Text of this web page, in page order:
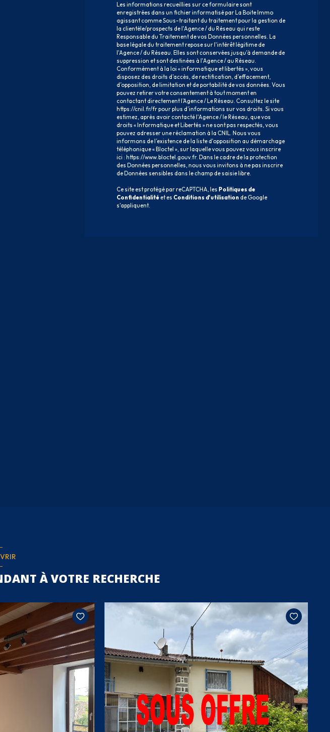
Les informations recueillies sur ce formulaire sont
enregistrées dans un fichier informatisé par La Boite Immo
agissant comme Sous-traitant du traitement pour la gestion de
la clientèle/prospects de l'Agence / du Réseau qui reste
Responsable du Traitement de vos Données personnelles. La
base légale du traitement repose sur l'intérêt légitime de
l'Agence / du Réseau. Elles sont conservées jusqu'à demande de
suppression et sont destinées à l'Agence / au Réseau.
Conformément à la loi « informatique et libertés », vous
disposez des droits d’accès, de rectification, d’effacement,
d’opposition, de limitation et de portabilité de vos données. Vous
pouvez retirer votre consentement à tout moment en
contactant directement l’Agence / Le Réseau. Consultez le site
https://cnil.fr/frpour plus d’informations sur vos droits. Si vous
estimez, après avoir contacté l'Agence / le Réseau, que vos
droits « Informatique et Libertés » ne sont pas respectés, vous
pouvez adresser une réclamation à la CNIL. Nous vous
informons de l’existence de la liste d'opposition au démarchage
téléphonique « Bloctel », sur laquelle vous pouvez vous inscrire
ici : https://www.bloctel.gouv.fr. Dans le cadre de la protection
des Données personnelles, nous vous invitons à ne pas inscrire
de Données sensibles dans le champ de saisie libre.
Ce site est protégé par reCAPTCHA, les Politiques de
Confidentialitéet es Conditions d'utilisation de Google
s'appliquent.
À VOTRE RECHERCHE